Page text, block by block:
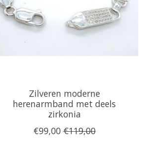
Zilveren moderne
herenarmband met deels
zirkonia
€99,00 €119,00